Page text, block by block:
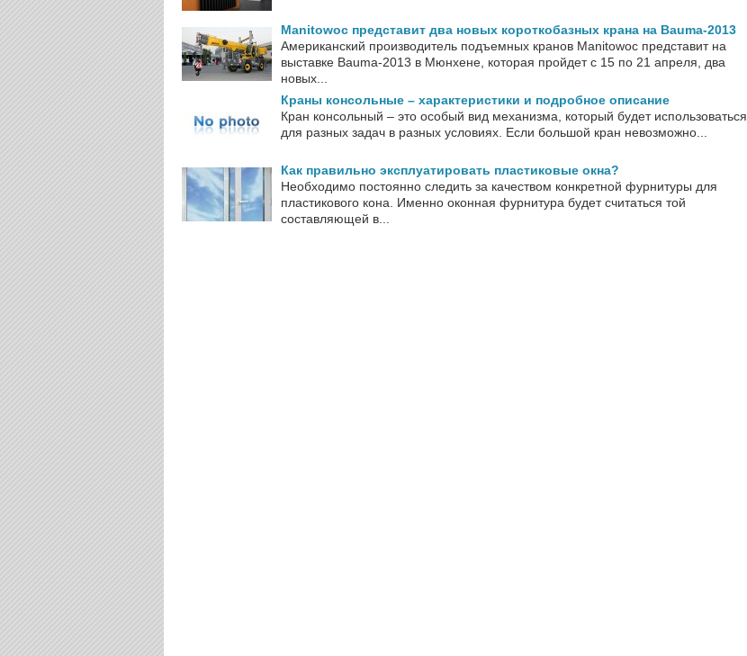
Manitowoc представит два новых короткобазных крана на Bauma-2013
Американский производитель подъемных кранов Manitowoc представит на
выставке Bauma-2013 в Мюнхене, которая пройдет с 15 по 21 апреля, два
новых...
Краны консольные – характеристики и подробное описание
Кран консольный – это особый вид механизма, который будет использоваться
для разных задач в разных условиях. Если большой кран невозможно...
Как правильно эксплуатировать пластиковые окна?
Необходимо постоянно следить за качеством конкретной фурнитуры для
пластикового кона. Именно оконная фурнитура будет считаться той
составляющей в...